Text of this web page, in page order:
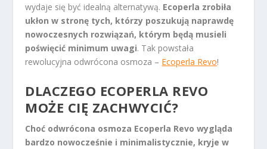
wydaje się być idealną alternatywą. Ecoperla zrobiła
ukłon w stronę tych, którzy poszukują naprawdę
nowoczesnych rozwiązań, którym będą musieli
poświęcić minimum uwagi. Tak powstała
rewolucyjna odwrócona osmoza – Ecoperla Revo!
DLACZEGO ECOPERLA REVO
MOŻE CIĘ ZACHWYCIĆ?
Choć odwrócona osmoza Ecoperla Revo wygląda
bardzo nowocześnie i minimalistycznie, kryje w